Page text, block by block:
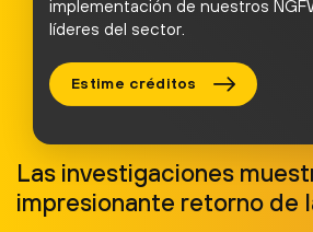
implementación de nuestros
líderes del sector.
Estime créditos
Las investigaciones
impresionante retorno de